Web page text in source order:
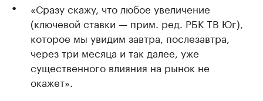
«Сразу скажу, что любое увеличение
(ключевой ставки — прим. ред. РБК ТВ Юг),
которое мы увидим завтра, послезавтра,
через три месяца и так далее, уже
существенного влияния на рынок не
окажет».